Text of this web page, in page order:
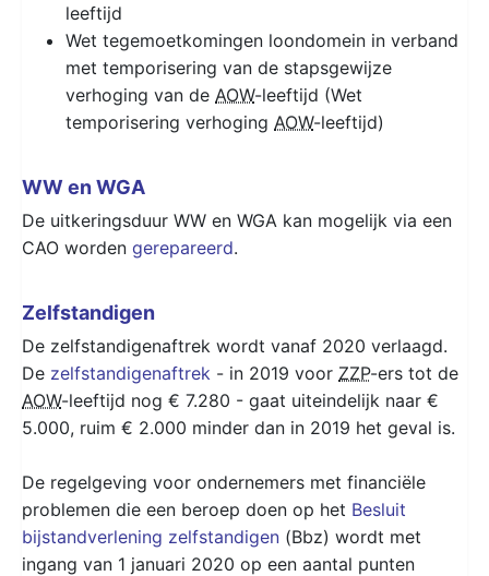
leeftijd
Wet tegemoetkomingen loondomein in verband
met temporisering van de stapsgewijze
verhoging van de AOW-leeftijd (Wet
temporisering verhoging AOW-leeftijd)
WW en WGA
De uitkeringsduur WW en WGA kan mogelijk via een
CAO worden gerepareerd.
Zelfstandigen
De zelfstandigenaftrek wordt vanaf 2020 verlaagd.
De zelfstandigenaftrek - in 2019 voor ZZP-ers tot de
AOW-leeftijd nog € 7.280 - gaat uiteindelijk naar €
5.000, ruim € 2.000 minder dan in 2019 het geval is.
De regelgeving voor ondernemers met financiële
problemen die een beroep doen op het Besluit
bijstandverlening zelfstandigen (Bbz) wordt met
ingang van 1 januari 2020 op een aantal punten